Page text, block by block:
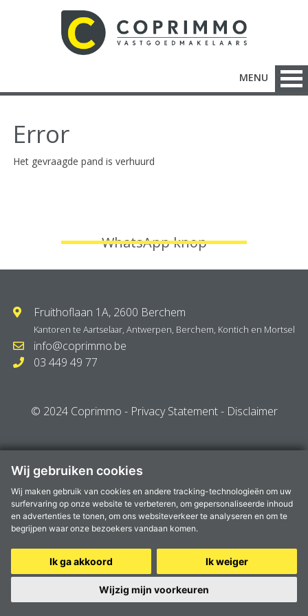
Wij gebruiken cookies
Wij maken gebruik van cookies en andere tracking-technologieën om uw
surfervaring op onze website te verbeteren, om gepersonaliseerde inhoud
en advertenties te tonen, om ons websiteverkeer te analyseren en om te
begrijpen waar onze bezoekers vandaan komen.
Ik ga akkoord Ik weiger
Wijzig mijn voorkeuren
MENU
Error
Het gevraagde pand is verhuurd
WhatsApp knop
Fruithoflaan 1A, 2600 Berchem
Kantoren te Aartselaar, Antwerpen, Berchem, Kontich en Mortsel
info@coprimmo.be
03 449 49 77
© 2024 Coprimmo - Privacy Statement- Disclaimer